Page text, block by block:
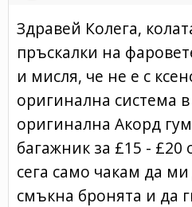
Здравей Колега,
пръскалки на
и мисля, че не е с
оригинална система
оригинална Акорд
багажник за £15 - £20
сега само чакам да
смъкна бронята и да